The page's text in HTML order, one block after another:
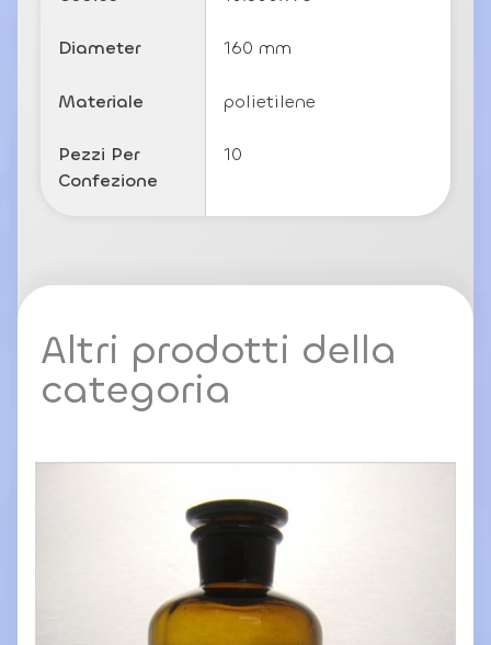
Diameter 160 mm
Materiale polietilene
Pezzi Per
Confezione
10
Altri prodotti della
categoria